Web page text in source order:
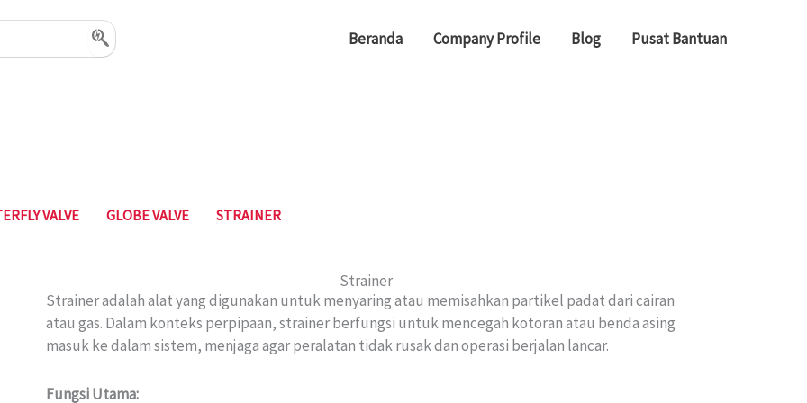
Beranda Company Profile Blog Pusat Bantuan
VALVE GLOBE VALVE STRAINER
Strainer
Strainer adalah alat yang digunakan untuk menyaring atau memisahkan partikel padat dari cairan
atau gas. Dalam konteks perpipaan, strainer berfungsi untuk mencegah kotoran atau benda asing
masuk ke dalam sistem, menjaga agar peralatan tidak rusak dan operasi berjalan lancar.
Fungsi Utama: